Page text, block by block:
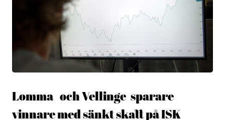
Lomma- och Vellinge-sparare
vinnare med sänkt skatt på ISK